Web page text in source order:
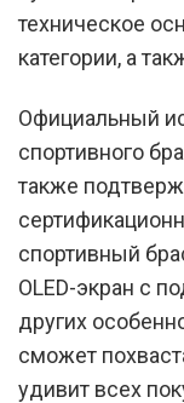
техническое
категории, а
Официальный
спортивного
также
спортивный
OLED-экран с
других
сможет
удивит всех